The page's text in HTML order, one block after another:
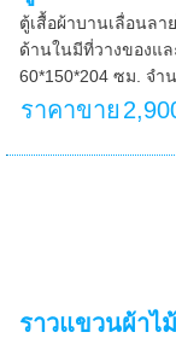
ตู้เสื้อผ้าบานเลื่อนลา
ด้านในมีที่วางของแ
60*150*204 ซม. จำ
ราคาขาย
ราวแขวนผ้าไ